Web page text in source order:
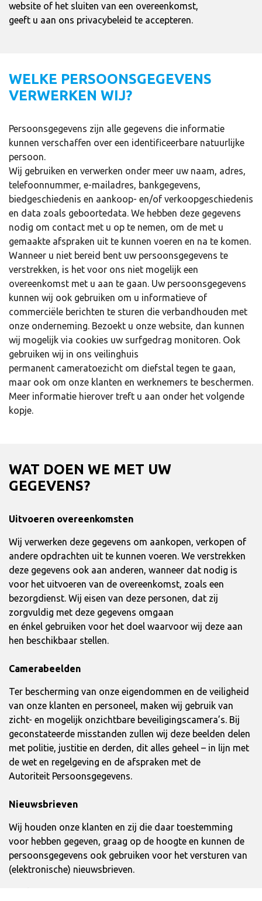
website of het sluiten van een overeenkomst,
geeft u aan ons privacybeleid te accepteren.
WELKE PERSOONSGEGEVENS
VERWERKEN WIJ?
Persoonsgegevens zijn alle gegevens die informatie
kunnen verschaffen over een identificeerbare natuurlijke
persoon.
Wij gebruiken en verwerken onder meer uw naam, adres,
telefoonnummer, e-mailadres, bankgegevens,
biedgeschiedenis en aankoop- en/of verkoopgeschiedenis
en data zoals geboortedata. We hebben deze gegevens
nodig om contact met u op te nemen, om de met u
gemaakte afspraken uit te kunnen voeren en na te komen.
Wanneer u niet bereid bent uw persoonsgegevens te
verstrekken, is het voor ons niet mogelijk een
overeenkomst met u aan te gaan. Uw persoonsgegevens
kunnen wij ook gebruiken om u informatieve of
commerciële berichten te sturen die verbandhouden met
onze onderneming. Bezoekt u onze website, dan kunnen
wij mogelijk via cookies uw surfgedrag monitoren. Ook
gebruiken wij in ons veilinghuis
permanent cameratoezicht om diefstal tegen te gaan,
maar ook om onze klanten en werknemers te beschermen.
Meer informatie hierover treft u aan onder het volgende
kopje.
WAT DOEN WE MET UW
GEGEVENS?
Uitvoeren overeenkomsten
Wij verwerken deze gegevens om aankopen, verkopen of
andere opdrachten uit te kunnen voeren. We verstrekken
deze gegevens ook aan anderen, wanneer dat nodig is
voor het uitvoeren van de overeenkomst, zoals een
bezorgdienst. Wij eisen van deze personen, dat zij
zorgvuldig met deze gegevens omgaan
en énkel gebruiken voor het doel waarvoor wij deze aan
hen beschikbaar stellen.
Camerabeelden
Ter bescherming van onze eigendommen en de veiligheid
van onze klanten en personeel, maken wij gebruik van
zicht- en mogelijk onzichtbare beveiligingscamera’s. Bij
geconstateerde misstanden zullen wij deze beelden delen
met politie, justitie en derden, dit alles geheel – in lijn met
de wet en regelgeving en de afspraken met de
Autoriteit Persoonsgegevens.
Nieuwsbrieven
Wij houden onze klanten en zij die daar toestemming
voor hebben gegeven, graag op de hoogte en kunnen de
persoonsgegevens ook gebruiken voor het versturen van
(elektronische) nieuwsbrieven.